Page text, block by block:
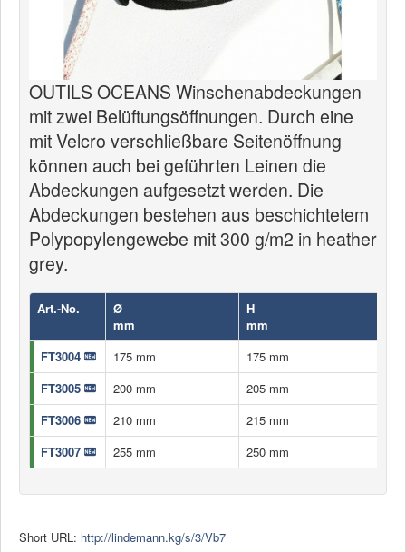
MyLindemann
MyLindemann
Jobs
OUTILS OCEANS Winschenabdeckungen
mit zwei Belüftungsöffnungen. Durch eine
mit Velcro verschließbare Seitenöffnung
können auch bei geführten Leinen die
Abdeckungen aufgesetzt werden. Die
Abdeckungen bestehen aus beschichtetem
Polypopylengewebe mit 300 g/m2 in heather
grey.
Art.-No.
Ø
mm
H
mm
FT3004 175 mm 175 mm
FT3005
200 mm 205 mm
FT3006
210 mm 215 mm
FT3007
255 mm 250 mm
Short URL: http://lindemann.kg/s/3/Vb7